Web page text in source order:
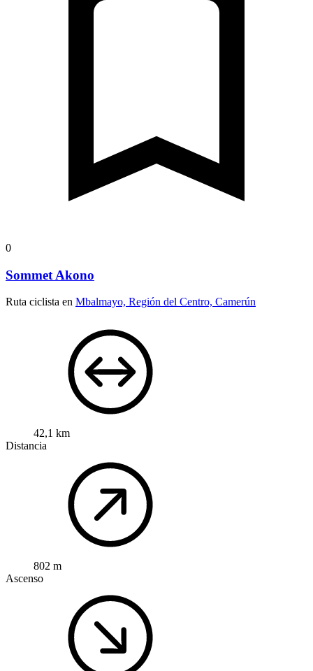
0
Sommet Akono
Ruta ciclista en Mbalmayo, Región del Centro, Camerún
42,1 km
Distancia
802 m
Ascenso